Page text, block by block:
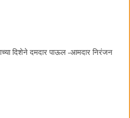
दिशेने दमदार पाऊल -आमदार निरंजन